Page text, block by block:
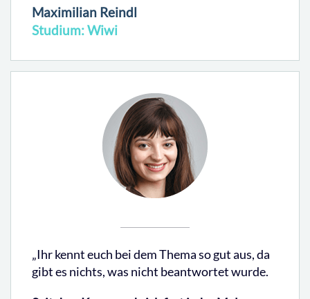
Maximilian Reindl
Studium: Wiwi
„Ihr kennt euch bei dem Thema so gut aus, da
gibt es nichts, was nicht beantwortet wurde.